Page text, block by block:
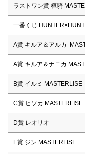
ラストワン賞 桓騎
一番くじ
A賞 キルア＆アルカ
A賞 キルア＆ナニカ
B賞 イルミ MASTERLISE
C賞 ヒソカ MASTERLISE
D賞 レオリオ
E賞 ジン MASTERLISE